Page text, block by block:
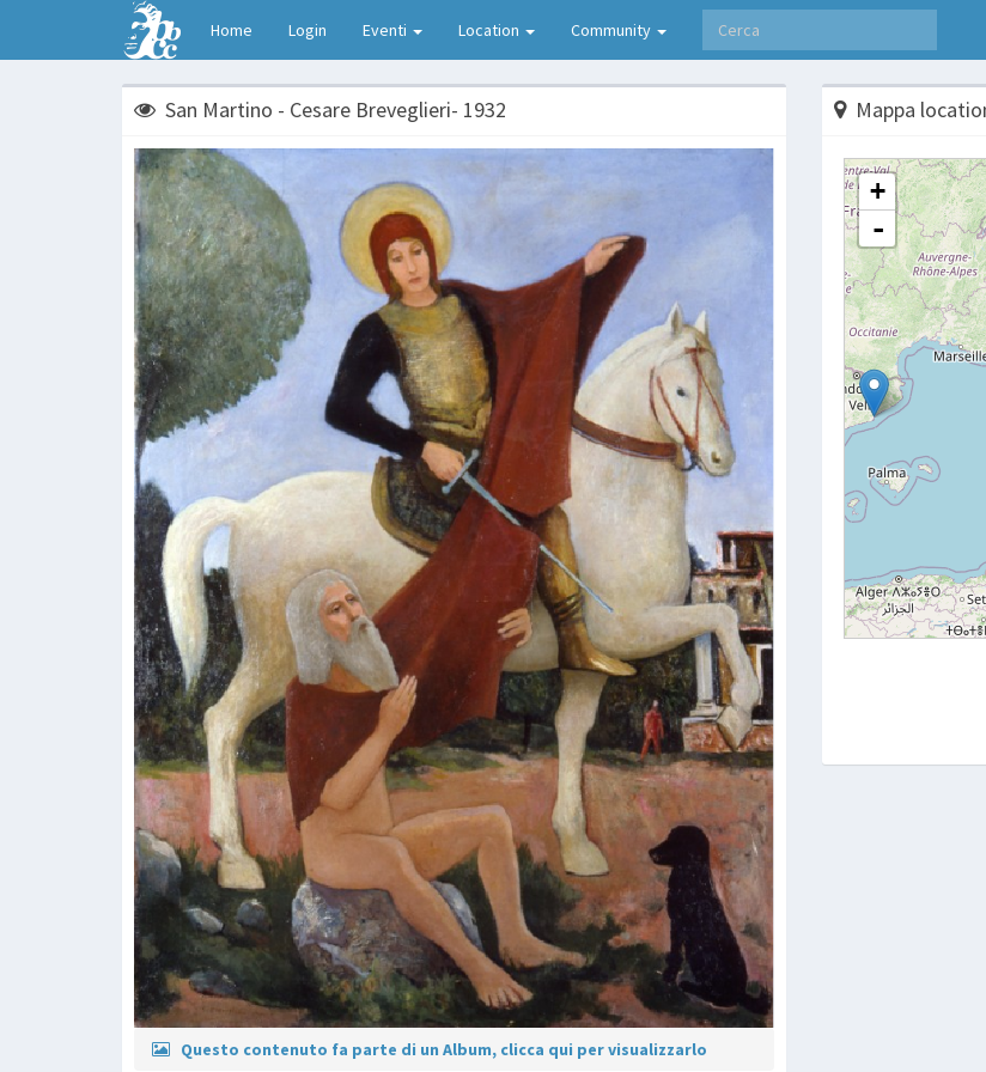
Home Login Eventi Location Community
San Martino - Cesare Breveglieri- 1932
Questo contenuto fa parte di un Album, clicca qui per visualizzarlo
Mappa